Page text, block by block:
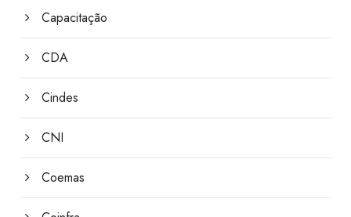
Capacitação
CDA
Cindes
CNI
Coemas